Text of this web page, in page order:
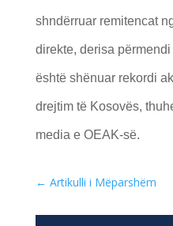
shndërruar remitencat
direkte, derisa
është shënuar rekordi
drejtim të Kosovës,
media e OEAK-së.
← Artikulli i Mëparshëm